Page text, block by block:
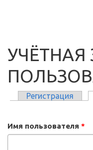
УЧЁТНАЯ
Регистрация
Имя пользователя *